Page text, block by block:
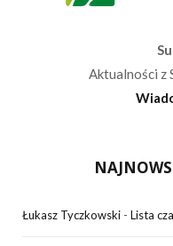
Aktualności z
Łukasz Tyczkowski - Lista